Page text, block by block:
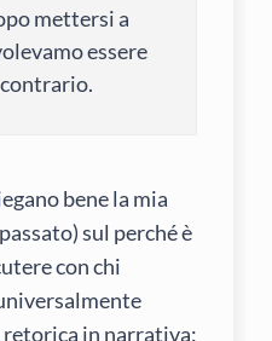
mettersi a
essere
bene la mia
sul perché è
con chi
in narrativa: